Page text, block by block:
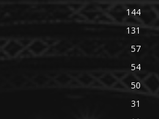
144
131
57
54
50
31